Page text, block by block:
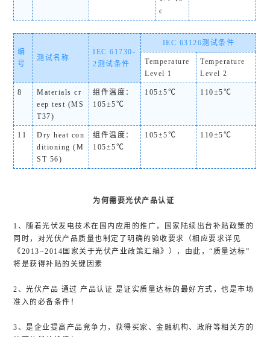
c
编
号
测试名称
IEC 61730-
2测试条件
IEC 63126测试条件
Temperature
Level 1
Temperature
Level 2
8
Materials cr
eep test (MS
T37)
组件温度：
105±5℃
105±5℃ 110±5℃
11
Dry heat con
ditioning (M
ST 56)
组件温度：
105±5℃
105±5℃ 110±5℃
为何需要光伏产品认证
1、随着光伏发电技术在国内应用的推广，国家陆续出台补贴政策的
同时，对光伏产品质量也制定了明确的验收要求（相应要求详见
《2013~2014国家关于光伏产业政策汇编》），由此，“质量达标”
将是获得补贴的关键因素
2、光伏产品 通过 产品认证 是证实质量达标的最好方式，也是市场
准入的必备条件！
3、是企业提高产品竞争力，获得买家、金融机构、政府等相关方的